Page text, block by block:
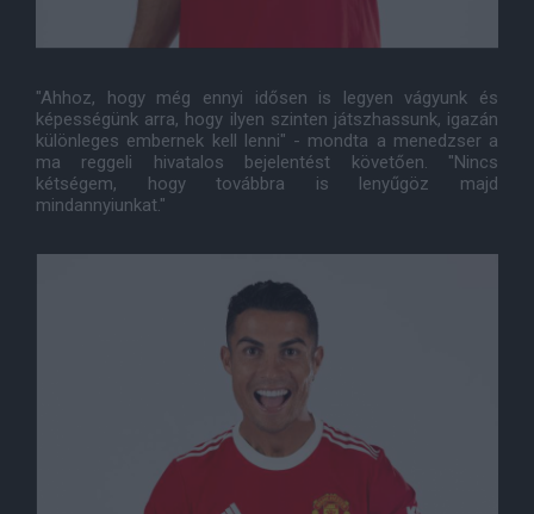
"Ahhoz, hogy még ennyi idősen is legyen vágyunk és
képességünk arra, hogy ilyen szinten játszhassunk, igazán
különleges embernek kell lenni" - mondta a menedzser a
ma reggeli hivatalos bejelentést követően. "Nincs
kétségem, hogy továbbra is lenyűgöz majd
mindannyiunkat."